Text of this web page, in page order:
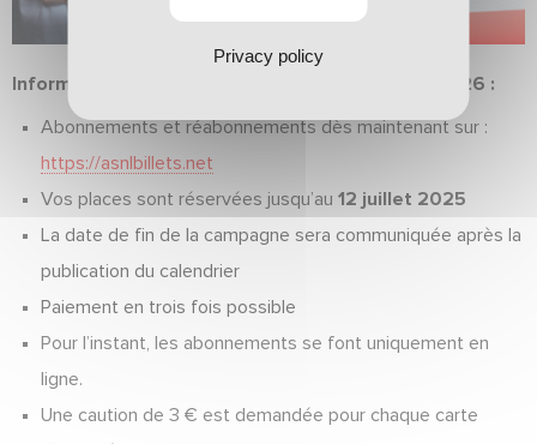
Informations pratiques – Abonnements 2025/2026 :
Abonnements et réabonnements dès maintenant sur :
https://asnlbillets.net
Vos places sont réservées jusqu’au 12 juillet 2025
La date de fin de la campagne sera communiquée après la
publication du calendrier
Paiement en trois fois possible
Pour l’instant, les abonnements se font uniquement en
ligne.
Une caution de 3 € est demandée pour chaque carte
Privacy policy